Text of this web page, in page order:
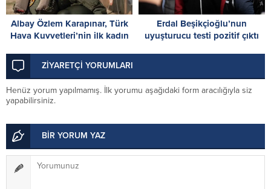
Albay Özlem Karapınar, Türk
Hava Kuvvetleri’nin ilk kadın
Erdal Beşikçioğlu’nun
uyuşturucu testi pozitif çıktı
ZİYARETÇİ YORUMLARI
Henüz yorum yapılmamış. İlk yorumu aşağıdaki form aracılığıyla siz
yapabilirsiniz.
BİR YORUM YAZ